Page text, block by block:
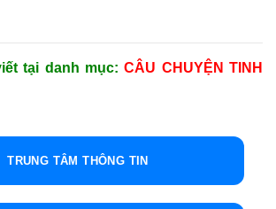
tại danh mục: CÂU CHUYỆN TINH
TRUNG TÂM THÔNG TIN